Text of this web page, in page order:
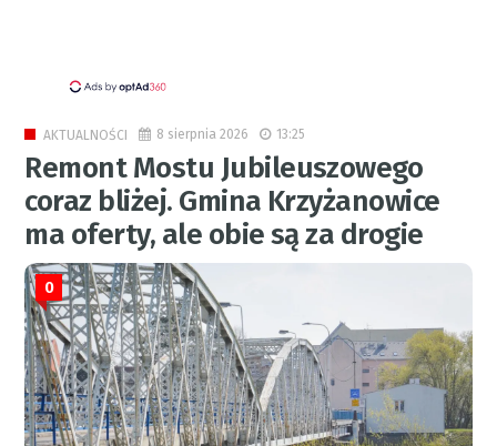
AKTUALNOŚCI 8 sierpnia 2026 13:25
Remont Mostu Jubileuszowego
coraz bliżej. Gmina Krzyżanowice
ma oferty, ale obie są za drogie
0